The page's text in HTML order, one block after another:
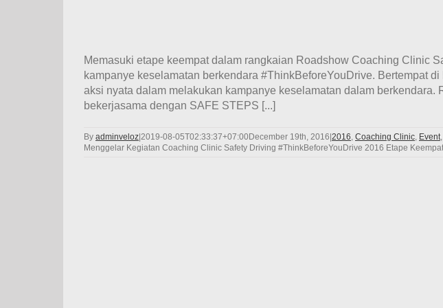
Memasuki etape keempat dalam rangkaian Roadshow Coaching Clinic
kampanye keselamatan berkendara #ThinkBeforeYouDrive. Bertempat
aksi nyata dalam melakukan kampanye keselamatan dalam
bekerjasama dengan SAFE STEPS [...]
By adminveloz 2019-08-05T02:33:37+07:00 December 19th, 2016 2016, Coaching Clinic, Event,
Menggelar Kegiatan Coaching Clinic Safety Driving #ThinkBeforeYouDrive 2016 Etape